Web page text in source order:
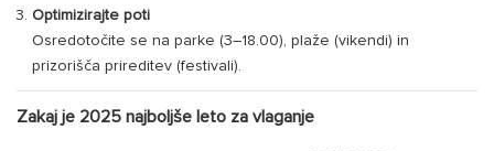
Optimizirajte poti
Osredotočite se na parke (3–18.00), plaže (vikendi) in
prizorišča prireditev (festivali).
Zakaj je 2025 najboljše leto za vlaganje